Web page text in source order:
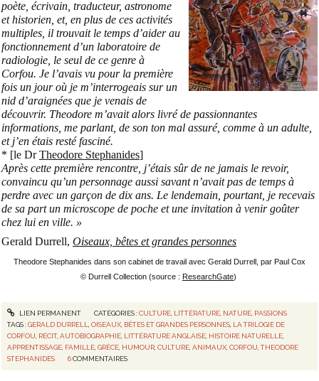
poète, écrivain, traducteur, astronome
et historien, et, en plus de ces activités
multiples, il trouvait le temps d’aider au
fonctionnement d’un laboratoire de
radiologie, le seul de ce genre à
Corfou. Je l’avais vu pour la première
fois un jour où je m’interrogeais sur un
nid d’araignées que je venais de
découvrir. Theodore m’avait alors livré de passionnantes
informations, me parlant, de son ton mal assuré, comme à un adulte,
et j’en étais resté fasciné.
* [le DrTheodore Stephanides]
Après cette première rencontre, j’étais sûr de ne jamais le revoir,
convaincu qu’un personnage aussi savant n’avait pas de temps à
perdre avec un garçon de dix ans. Le lendemain, pourtant, je recevais
de sa part un microscope de poche et une invitation à venir goûter
chez lui en ville. »
Gerald Durrell, Oiseaux, bêtes et grandes personnes
Theodore Stephanides dans son cabinet de travail avec Gerald Durrell, par Paul Cox
© Durrell Collection (source : ResearchGate)
LIEN PERMANENT CATÉGORIES :CULTURE, LITTÉRATURE, NATURE, PASSIONS
TAGS :GERALD DURRELL,OISEAUX, BÊTES ET GRANDES PERSONNES, LA TRILOGIE DE
CORFOU, RÉCIT,AUTOBIOGRAPHIE, LITTÉRATURE ANGLAISE, HISTOIRE NATURELLE,
APPRENTISSAGE, FAMILLE,GRÈCE, HUMOUR,CULTURE,ANIMAUX,CORFOU,THEODORE
STEPHANIDES
6 COMMENTAIRES